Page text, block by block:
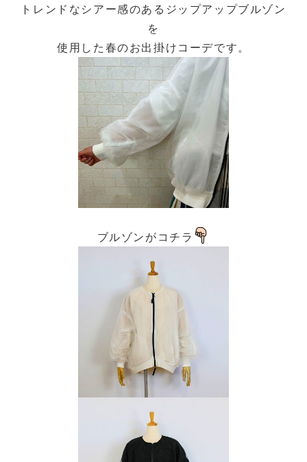
トレンドなシアー感のあるジップアップブルゾン
を
使用した春のお出掛けコーデです。
ブルゾンがコチラ